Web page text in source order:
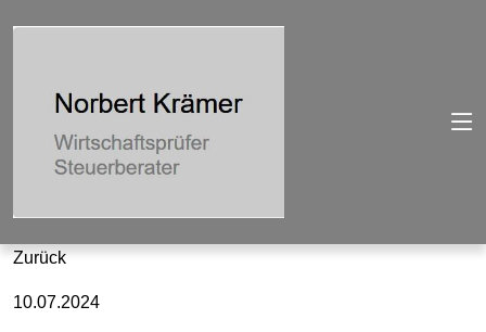
Zurück
10.07.2024